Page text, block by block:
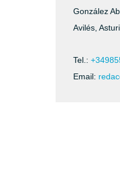
González
Avilés,
Tel.:
Email: